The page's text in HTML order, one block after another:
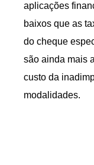
aplicações
baixos que as
do cheque
são ainda mais
custo da
modalidades.